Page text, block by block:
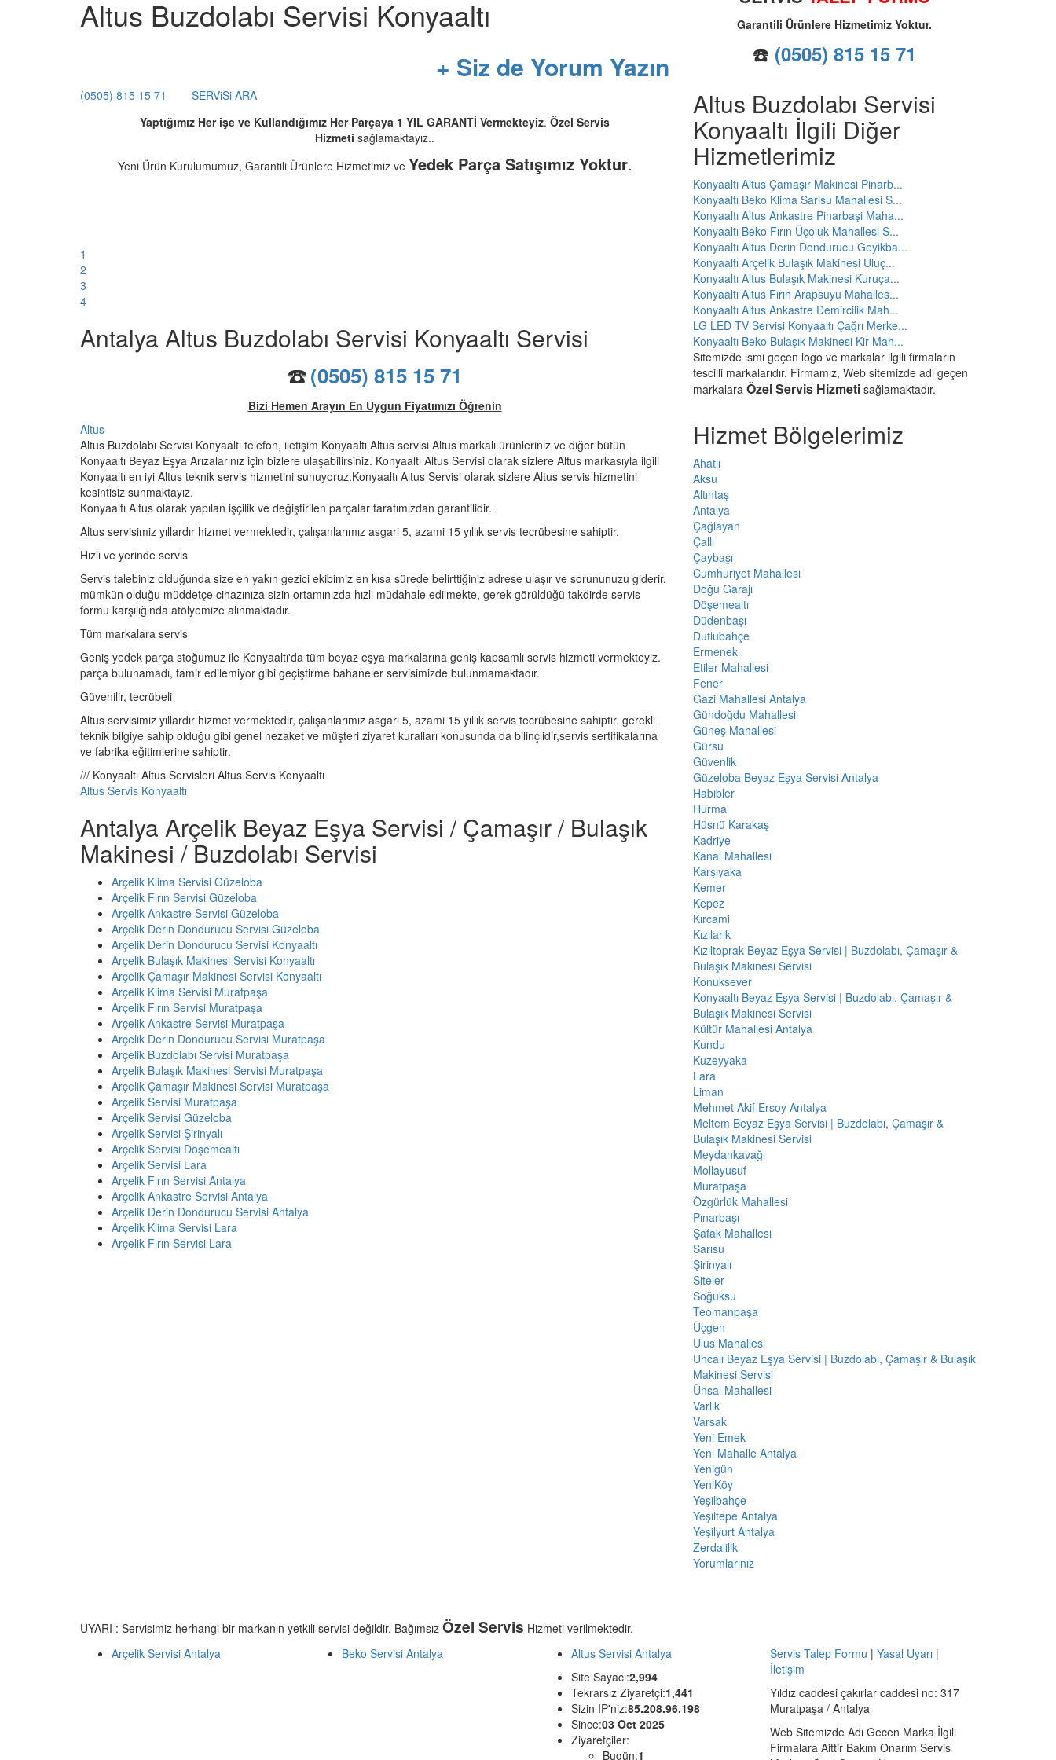
Altus Buzdolabı Servisi Konyaaltı
+ Siz de Yorum Yazın
(0505) 815 15 71
SERViSi ARA
Yaptığımız Her işe ve Kullandığımız Her Parçaya 1 YIL GARANTİ Vermekteyiz. Özel Servis
Hizmeti sağlamaktayız..
Yeni Ürün Kurulumumuz, Garantili Ürünlere Hizmetimiz ve Yedek Parça Satışımız Yoktur.
1
2
3
4
Antalya Altus Buzdolabı Servisi Konyaaltı Servisi
☎️(0505) 815 15 71
Bizi Hemen Arayın En Uygun Fiyatımızı Öğrenin
Altus
Altus Buzdolabı Servisi Konyaaltı telefon, iletişim Konyaaltı Altus servisi Altus markalı ürünleriniz ve diğer bütün
Konyaaltı Beyaz Eşya Arızalarınız için bizlere ulaşabilirsiniz. Konyaaltı Altus Servisi olarak sizlere Altus markasıyla ilgili
Konyaaltı en iyi Altus teknik servis hizmetini sunuyoruz.Konyaaltı Altus Servisi olarak sizlere Altus servis hizmetini
kesintisiz sunmaktayız.
Konyaaltı Altus olarak yapılan işçilik ve değiştirilen parçalar tarafımızdan garantilidir.
Altus servisimiz yıllardır hizmet vermektedir, çalışanlarımız asgari 5, azami 15 yıllık servis tecrübesine sahiptir.
Hızlı ve yerinde servis
Servis talebiniz olduğunda size en yakın gezici ekibimiz en kısa sürede belirttiğiniz adrese ulaşır ve sorununuzu giderir.
mümkün olduğu müddetçe cihazınıza sizin ortamınızda hızlı müdahale edilmekte, gerek görüldüğü takdirde servis
formu karşılığında atölyemize alınmaktadır.
Tüm markalara servis
Geniş yedek parça stoğumuz ile Konyaaltı'da tüm beyaz eşya markalarına geniş kapsamlı servis hizmeti vermekteyiz.
parça bulunamadı, tamir edilemiyor gibi geçiştirme bahaneler servisimizde bulunmamaktadır.
Güvenilir, tecrübeli
Altus servisimiz yıllardır hizmet vermektedir, çalışanlarımız asgari 5, azami 15 yıllık servis tecrübesine sahiptir. gerekli
teknik bilgiye sahip olduğu gibi genel nezaket ve müşteri ziyaret kuralları konusunda da bilinçlidir,servis sertifikalarına
ve fabrika eğitimlerine sahiptir.
/// Konyaaltı Altus Servisleri Altus Servis Konyaaltı
Altus Servis Konyaaltı
Antalya Arçelik Beyaz Eşya Servisi / Çamaşır / Bulaşık
Makinesi / Buzdolabı Servisi
Arçelik Klima Servisi Güzeloba
Arçelik Fırın Servisi Güzeloba
Arçelik Ankastre Servisi Güzeloba
Arçelik Derin Dondurucu Servisi Güzeloba
Arçelik Derin Dondurucu Servisi Konyaaltı
Arçelik Bulaşık Makinesi Servisi Konyaaltı
Arçelik Çamaşır Makinesi Servisi Konyaaltı
Arçelik Klima Servisi Muratpaşa
Arçelik Fırın Servisi Muratpaşa
Arçelik Ankastre Servisi Muratpaşa
Arçelik Derin Dondurucu Servisi Muratpaşa
Arçelik Buzdolabı Servisi Muratpaşa
Arçelik Bulaşık Makinesi Servisi Muratpaşa
Arçelik Çamaşır Makinesi Servisi Muratpaşa
Arçelik Servisi Muratpaşa
Arçelik Servisi Güzeloba
Arçelik Servisi Şirinyalı
Arçelik Servisi Döşemealtı
Arçelik Servisi Lara
Arçelik Fırın Servisi Antalya
Arçelik Ankastre Servisi Antalya
Arçelik Derin Dondurucu Servisi Antalya
Arçelik Klima Servisi Lara
Arçelik Fırın Servisi Lara
UYARI : Servisimiz herhangi bir markanın yetkili servisi değildir. Bağımsız Özel Servis Hizmeti verilmektedir.
Garantili Ürünlere Hizmetimiz Yoktur.
☎️ (0505) 815 15 71
Altus Buzdolabı Servisi
Konyaaltı İlgili Diğer
Hizmetlerimiz
Konyaaltı Altus Çamaşır Makinesi Pinarb...
Konyaaltı Beko Klima Sarisu Mahallesi S...
Konyaaltı Altus Ankastre Pinarbaşi Maha...
Konyaaltı Beko Fırın Üçoluk Mahallesi S...
Konyaaltı Altus Derin Dondurucu Geyikba...
Konyaaltı Arçelik Bulaşık Makinesi Uluç...
Konyaaltı Altus Bulaşık Makinesi Kuruça...
Konyaaltı Altus Fırın Arapsuyu Mahalles...
Konyaaltı Altus Ankastre Demircilik Mah...
LG LED TV Servisi Konyaaltı Çağrı Merke...
Konyaaltı Beko Bulaşık Makinesi Kir Mah...
Sitemizde ismi geçen logo ve markalar ilgili firmaların
tescilli markalarıdır. Firmamız, Web sitemizde adı geçen
markalara Özel Servis Hizmeti sağlamaktadır.
Hizmet Bölgelerimiz
Ahatlı
Aksu
Altıntaş
Antalya
Çağlayan
Çallı
Çaybaşı
Cumhuriyet Mahallesi
Doğu Garajı
Döşemealtı
Düdenbaşı
Dutlubahçe
Ermenek
Etiler Mahallesi
Fener
Gazi Mahallesi Antalya
Gündoğdu Mahallesi
Güneş Mahallesi
Gürsu
Güvenlik
Güzeloba Beyaz Eşya Servisi Antalya
Habibler
Hurma
Hüsnü Karakaş
Kadriye
Kanal Mahallesi
Karşıyaka
Kemer
Kepez
Kırcami
Kızılarık
Kızıltoprak Beyaz Eşya Servisi | Buzdolabı, Çamaşır &
Bulaşık Makinesi Servisi
Konuksever
Konyaaltı Beyaz Eşya Servisi | Buzdolabı, Çamaşır &
Bulaşık Makinesi Servisi
Kültür Mahallesi Antalya
Kundu
Kuzeyyaka
Lara
Liman
Mehmet Akif Ersoy Antalya
Meltem Beyaz Eşya Servisi | Buzdolabı, Çamaşır &
Bulaşık Makinesi Servisi
Meydankavağı
Mollayusuf
Muratpaşa
Özgürlük Mahallesi
Pınarbaşı
Şafak Mahallesi
Sarısu
Şirinyalı
Siteler
Soğuksu
Teomanpaşa
Üçgen
Ulus Mahallesi
Uncalı Beyaz Eşya Servisi | Buzdolabı, Çamaşır & Bulaşık
Makinesi Servisi
Ünsal Mahallesi
Varlık
Varsak
Yeni Emek
Yeni Mahalle Antalya
Yenigün
YeniKöy
Yeşilbahçe
Yeşiltepe Antalya
Yeşilyurt Antalya
Zerdalilik
Yorumlarınız
Arçelik Servisi Antalya Beko Servisi Antalya
Altus Servisi Antalya
Site Sayacı:2,994
Tekrarsız Ziyaretçi:1,441
Sizin IP'niz:85.208.96.198
Since:03 Oct 2025
Ziyaretçiler:
Bugün:1
Servis Talep Formu | Yasal Uyarı |
İletişim
Yıldız caddesi çakırlar caddesi no: 317
Muratpaşa / Antalya
Web Sitemizde Adı Gecen Marka İlgili
Firmalara Aittir Bakım Onarım Servis